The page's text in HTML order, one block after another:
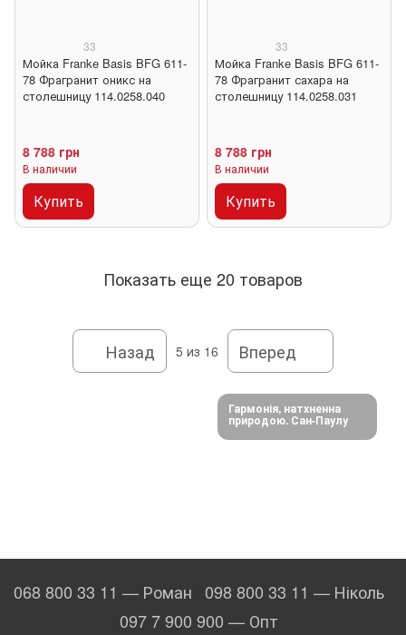
33
Мойка Franke Basis BFG 611-
78 Фрагранит оникс на
столешницу 114.0258.040
8 788 грн
В наличии
Купить
33
Мойка Franke Basis BFG 611-
78 Фрагранит сахара на
столешницу 114.0258.031
8 788 грн
В наличии
Купить
Показать еще 20 товаров
Назад 5 из 16 Вперед
Гармонія, натхненна
природою. Сан-Паулу
068 800 33 11 — Роман 098 800 33 11 — Ніколь
097 7 900 900 — Опт